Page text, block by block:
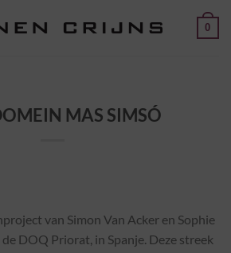
0
MAS SIMSÓ
van Simon Van Acker en Sophie
DOQ Priorat, in Spanje. Deze streek